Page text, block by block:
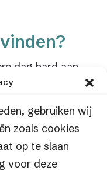
gebruiken wij
zoals cookies
op te slaan
voor deze
vinden?
dag hard aan